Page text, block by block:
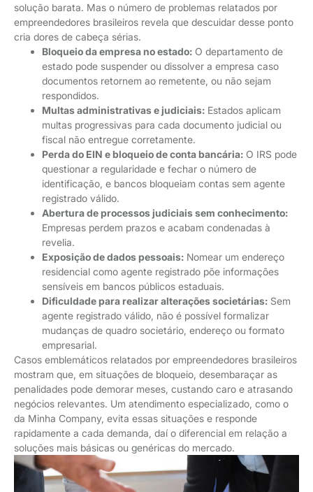
solução barata. Mas o número de problemas relatados por
empreendedores brasileiros revela que descuidar desse ponto
cria dores de cabeça sérias.
Bloqueio da empresa no estado: O departamento de
estado pode suspender ou dissolver a empresa caso
documentos retornem ao remetente, ou não sejam
respondidos.
Multas administrativas e judiciais: Estados aplicam
multas progressivas para cada documento judicial ou
fiscal não entregue corretamente.
Perda do EIN e bloqueio de conta bancária: O IRS pode
questionar a regularidade e fechar o número de
identificação, e bancos bloqueiam contas sem agente
registrado válido.
Abertura de processos judiciais sem conhecimento:
Empresas perdem prazos e acabam condenadas à
revelia.
Exposição de dados pessoais: Nomear um endereço
residencial como agente registrado põe informações
sensíveis em bancos públicos estaduais.
Dificuldade para realizar alterações societárias: Sem
agente registrado válido, não é possível formalizar
mudanças de quadro societário, endereço ou formato
empresarial.
Casos emblemáticos relatados por empreendedores brasileiros
mostram que, em situações de bloqueio, desembaraçar as
penalidades pode demorar meses, custando caro e atrasando
negócios relevantes. Um atendimento especializado, como o
da Minha Company, evita essas situações e responde
rapidamente a cada demanda, daí o diferencial em relação a
soluções mais básicas ou genéricas do mercado.